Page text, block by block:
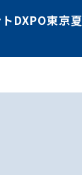
DXPO東京夏